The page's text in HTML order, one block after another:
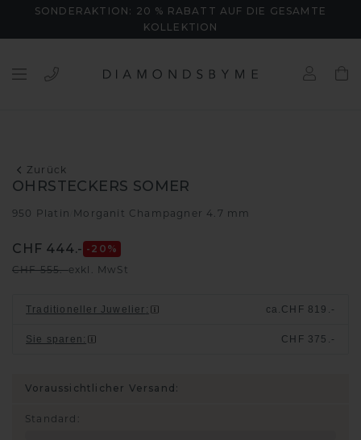
SONDERAKTION: 20 % RABATT AUF DIE GESAMTE
KOLLEKTION
Zurück
OHRSTECKERS SOMER
950 Platin Morganit Champagner 4.7 mm
CHF 444.- -20 %
CHF 555.-exkl. MwSt
Traditioneller Juwelier : ca. CHF 819.-
Sie sparen : CHF 375.-
Voraussichtlicher Versand:
Standard :